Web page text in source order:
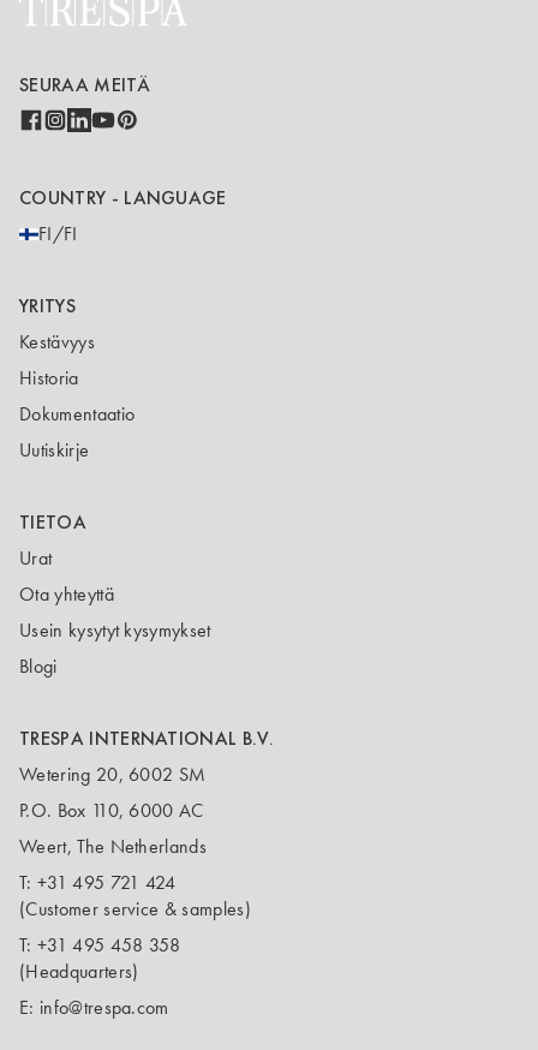
SEURAA MEITÄ
COUNTRY - LANGUAGE
FI/FI
YRITYS
Kestävyys
Historia
Dokumentaatio
Uutiskirje
TIETOA
Urat
Ota yhteyttä
Usein kysytyt kysymykset
Blogi
TRESPA INTERNATIONAL B.V.
Wetering 20, 6002 SM
P.O. Box 110, 6000 AC
Weert, The Netherlands
T: +31 495 721 424
(Customer service & samples)
T: +31 495 458 358
(Headquarters)
E: info@trespa.com